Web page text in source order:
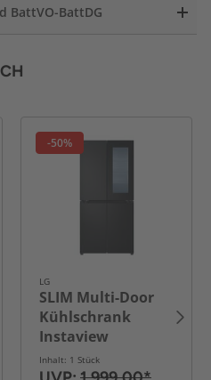
BattVO-BattDG
-50%
LG
SLIM Multi-Door
Kühlschrank
Instaview
GMV860EPDE
Inhalt: 1 Stück